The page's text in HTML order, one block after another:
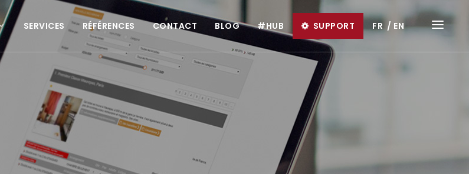
SERVICES RÉFÉRENCES CONTACT BLOG #HUB SUPPORT FR EN